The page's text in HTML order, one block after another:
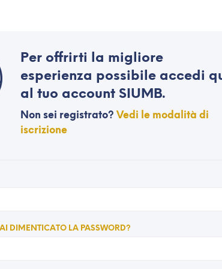
Per offrirti la migliore
esperienza possibile accedi
al tuo account SIUMB.
Non sei registrato? Vedi le modalità di
iscrizione
DIMENTICATO LA PASSWORD?